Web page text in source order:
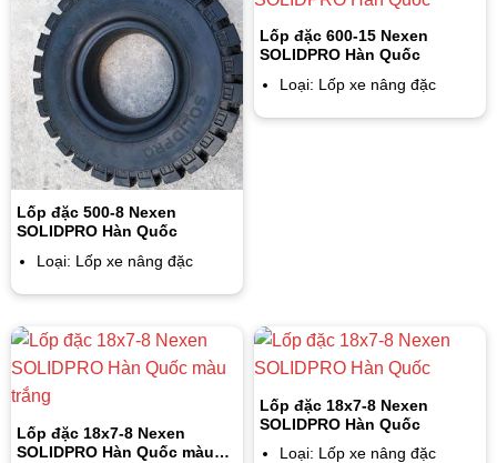
Lốp đặc 500-8 Nexen
SOLIDPRO Hàn Quốc
Loại: Lốp xe nâng đặc
Lốp đặc 600-15 Nexen
SOLIDPRO Hàn Quốc
Loại: Lốp xe nâng đặc
Lốp đặc 18x7-8 Nexen
SOLIDPRO Hàn Quốc màu
Lốp đặc 18x7-8 Nexen
SOLIDPRO Hàn Quốc
Loại: Lốp xe nâng đặc